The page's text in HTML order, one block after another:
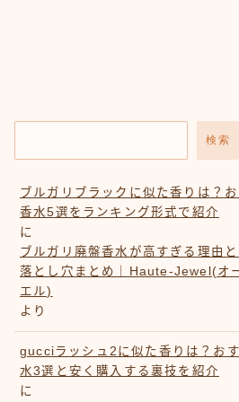
検索
ブルガリブラックに似た香りは？
香水5選をランキング形式で紹介
に
ブルガリ廃盤香水が高すぎる理由
落とし穴まとめ｜Haute-Jewel(オ
エル)
より
gucciラッシュ2に似た香りは？お
水3選と安く購入する裏技を紹介
に